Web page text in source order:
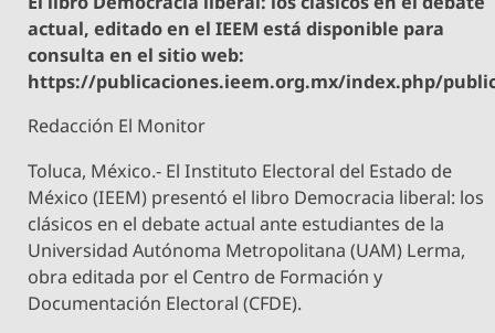
actual, editado en el IEEM está disponible para
consulta en el sitio web:
https://publicaciones.ieem.org.mx/index.php/
Redacción El Monitor
Toluca, México.- El Instituto Electoral del Estado de
México (IEEM) presentó el libro Democracia liberal: los
clásicos en el debate actual ante estudiantes de la
Universidad Autónoma Metropolitana (UAM) Lerma,
obra editada por el Centro de Formación y
Documentación Electoral (CFDE).